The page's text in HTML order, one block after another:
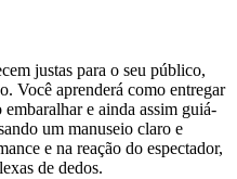
justas para o seu público,
Você aprenderá como entregar
e ainda assim guiá-
um manuseio claro e
e na reação do espectador,
de dedos.